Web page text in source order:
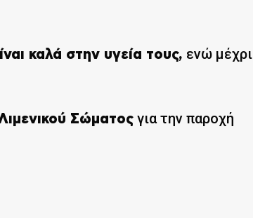
καλά στην υγεία τους, ενώ μέχρι
Σώματος για την παροχή